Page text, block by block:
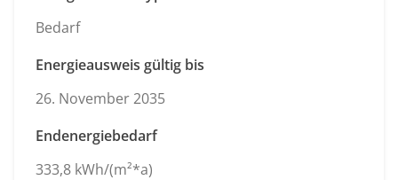
Bedarf
Energieausweis gültig bis
26. November 2035
Endenergiebedarf
333,8 kWh/(m²*a)